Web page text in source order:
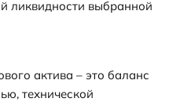
ликвидности выбранной
актива – это баланс
технической